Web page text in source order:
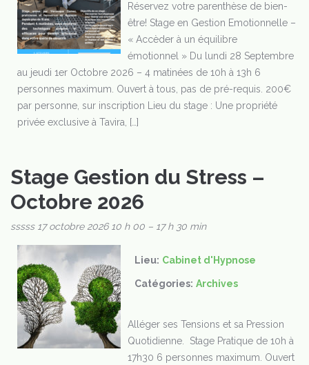
Réservez votre parenthèse de bien-
être! Stage en Gestion Emotionnelle –
« Accèder à un équilibre
émotionnel » Du lundi 28 Septembre
au jeudi 1er Octobre 2026 – 4 matinées de 10h à 13h 6
personnes maximum. Ouvert à tous, pas de pré-requis. 200€
par personne, sur inscription Lieu du stage : Une propriété
privée exclusive à Tavira, […]
Stage Gestion du Stress –
Octobre 2026
sssss 17 octobre 2026 10 h 00 – 17 h 30 min
Lieu: Cabinet d'Hypnose
Catégories: Archives
Alléger ses Tensions et sa Pression
Quotidienne. Stage Pratique de 10h à
17h30 6 personnes maximum. Ouvert